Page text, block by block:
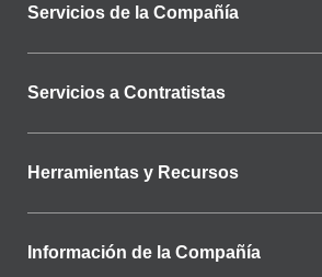
Servicios de la Compañía
Servicios a Contratistas
Herramientas y Recursos
Información de la Compañía